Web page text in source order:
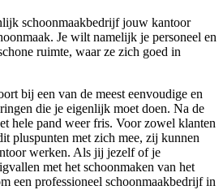
schoonmaakbedrijf jouw kantoor
Je wilt namelijk je personeel en
ruimte, waar ze zich goed in
bij een van de meest eenvoudige en
die je eigenlijk moet doen. Na de
hele pand weer fris. Voor zowel klanten
pluspunten met zich mee, zij kunnen
werken. Als jij jezelf of je
met het schoonmaken van het
een professioneel schoonmaakbedrijf in